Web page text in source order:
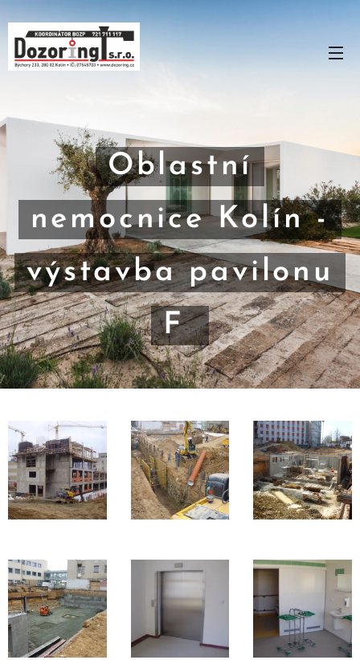
Oblastní
nemocnice Kolín -
výstavba pavilonu
F